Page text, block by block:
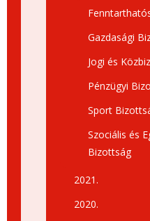
Gazdasági
Jogi és
Pénzügyi
Sport
Szociális és
Bizottság
2021.
2020.